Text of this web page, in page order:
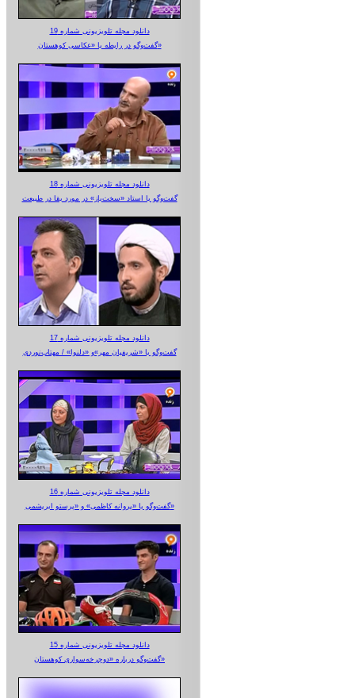
دانلود مجله تلویزیونی شماره 19
گفت‌وگو در رابطه با «عکاسی کوهستان»
دانلود مجله تلویزیونی شماره 18
گفت‌وگو با استاد «سخت‌باز» در مورد بقا در طبیعت
دانلود مجله تلویزیونی شماره 17
گفت‌وگو با «شریفیان مهر»‌و «دلنوا» / مهتاب‌نوردی
دانلود مجله تلویزیونی شماره 16
گفت‌وگو با «پروانه کاظمی» و «پرستو‌ ابریشمی»
دانلود مجله تلویزیونی شماره 15
گفت‌وگو درباره «دوچرخه‌سواری کوهستان»